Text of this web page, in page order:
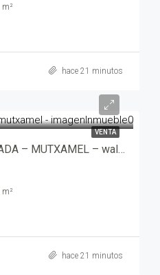
m²
hace 21 minutos
VENTA
CHALET EN LA ALMAJADA – MUTXAMEL – wali00534-7705
m²
hace 21 minutos